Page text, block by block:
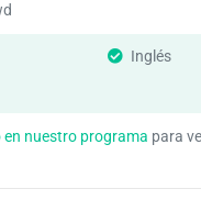
Inglés
nuestro programa para